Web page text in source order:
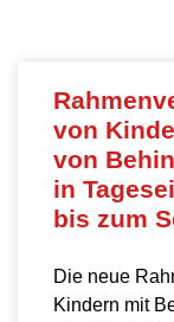
von
von
in
bis zum
Die neue
Kindern mit